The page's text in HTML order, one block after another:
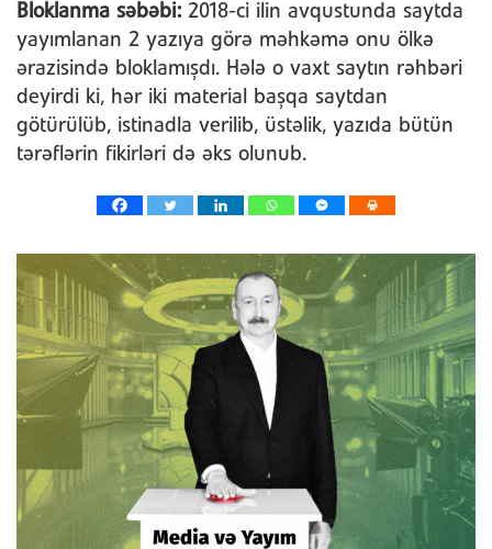
Bloklanma səbəbi: 2018-ci ilin avqustunda saytda
yayımlanan 2 yazıya görə məhkəmə onu ölkə
ərazisində bloklamışdı. Hələ o vaxt saytın rəhbəri
deyirdi ki, hər iki material başqa saytdan
götürülüb, istinadla verilib, üstəlik, yazıda bütün
tərəflərin fikirləri də əks olunub.